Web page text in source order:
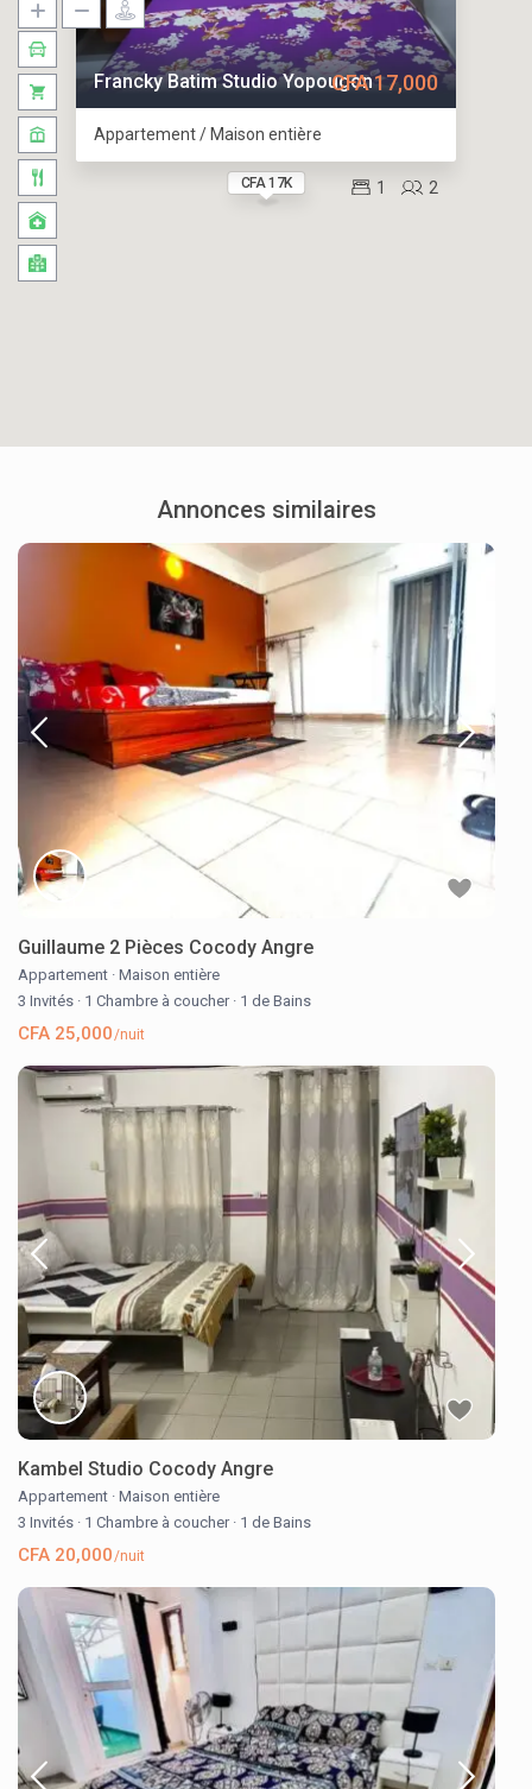
CFA 17K
Francky Batim Studio Yopougon
Appartement / Maison entière
2
1
CFA 17,000
Annonces similaires
Guillaume 2 Pièces Cocody Angre
Appartement · Maison entière
3 Invités · 1 Chambre à coucher · 1 de Bains
CFA 25,000/nuit
Kambel Studio Cocody Angre
Appartement · Maison entière
3 Invités · 1 Chambre à coucher · 1 de Bains
CFA 20,000/nuit